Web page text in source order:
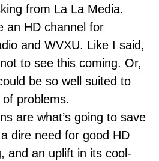
from La La Media.
an HD channel for
and WVXU. Like I said,
to see this coming. Or,
be so well suited to
problems.
are what’s going to save
dire need for good HD
and an uplift in its cool-